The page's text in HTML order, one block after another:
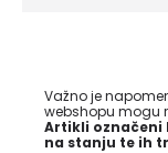
Važno je
webshopu mogu
Artikli označeni
na stanju te ih